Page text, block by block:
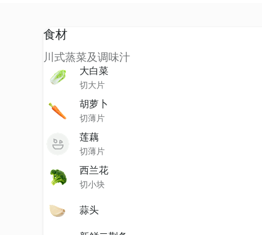
食材
川式蒸菜及调味汁
大白菜
切大片
胡萝卜
切薄片
莲藕
切薄片
西兰花
切小块
蒜头